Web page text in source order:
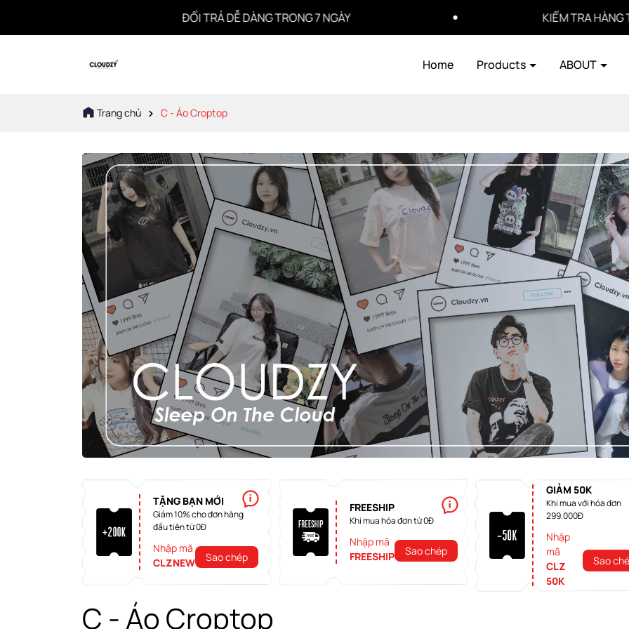
ĐỔI TRẢ DỄ DÀNG TRONG 7 NGÀY KIỂM TRA HÀNG TRƯỚC
Home Products ABOUT
Trang chủ C - Áo Croptop
TẶNG BẠN MỚI
Giảm 10% cho đơn hàng
đầu tiên từ 0Đ
Nhập mã
CLZNEW
Sao chép
FREESHIP
Khi mua hóa đơn từ 0Đ
Nhập mã
FREESHIP
Sao chép
GIẢM 50K
Khi mua với hóa đơn
299.000Đ
Nhập
mã
CLZ
50K
Sao
C - Áo Croptop